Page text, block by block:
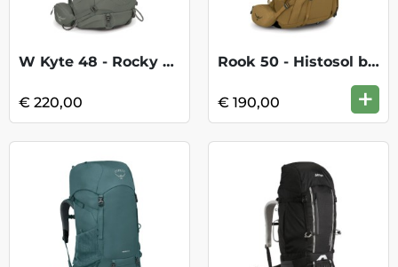
W Kyte 48 - Rocky Brook Green
€ 220,00
Rook 50 - Histosol brown/Rhino grey
€ 190,00 +